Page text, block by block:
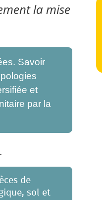
la mise
Savoir
et
par la
de
sol et